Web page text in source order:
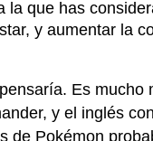
la que has
y aumentar la
Es mucho
y el inglés
de Pokémon